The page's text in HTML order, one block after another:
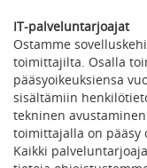
IT-palveluntarjoajat
Ostamme
toimittajilta. Osalla
pääsyoikeuksiensa
sisältämiin
tekninen
toimittajalla on pääsy
Kaikki